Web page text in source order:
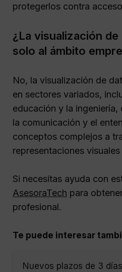
protegerlos contra
¿La visualización
solo al ámbito
No, la visualización de
en sectores variados,
educación y la
la comunicación y el
conceptos complejos a
representaciones visuales
Si necesitas ayuda con
AsesoraTech para
profesional.
Te puede interesar
Nuevos plazos de 3